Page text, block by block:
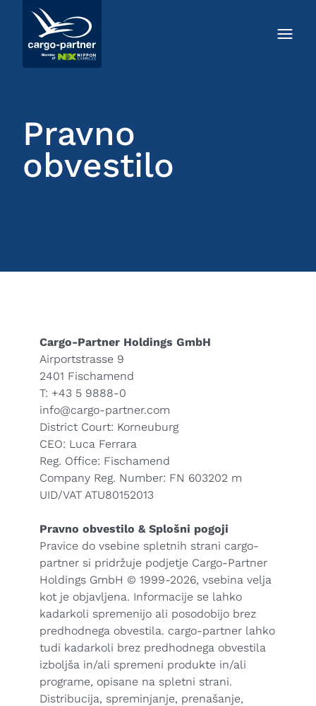
Pravno
obvestilo
Cargo-Partner Holdings GmbH
Airportstrasse 9
2401 Fischamend
T: +43 5 9888-0
info@cargo-partner.com
District Court: Korneuburg
CEO: Luca Ferrara
Reg. Office: Fischamend
Company Reg. Number: FN 603202 m
UID/VAT ATU80152013
Pravno obvestilo & Splošni pogoji
Pravice do vsebine spletnih strani cargo-
partner si pridržuje podjetje Cargo-Partner
Holdings GmbH © 1999-2026, vsebina velja
kot je objavljena. Informacije se lahko
kadarkoli spremenijo ali posodobijo brez
predhodnega obvestila. cargo-partner lahko
tudi kadarkoli brez predhodnega obvestila
izboljša in/ali spremeni produkte in/ali
programe, opisane na spletni strani.
Distribucija, spreminjanje, prenašanje,